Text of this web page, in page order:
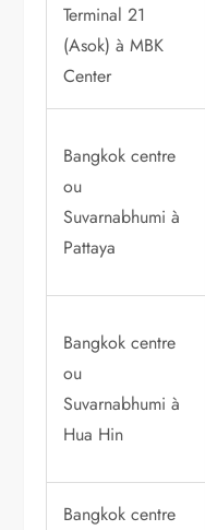
Terminal 21
(Asok) à MBK
Center
Bangkok centre
ou
Suvarnabhumi à
Pattaya
Bangkok centre
ou
Suvarnabhumi à
Hua Hin
Bangkok centre